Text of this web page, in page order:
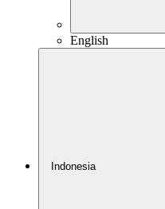
English
Indonesia